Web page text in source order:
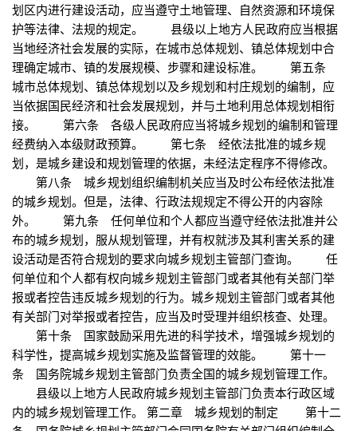
划区内进行建设活动，应当遵守土地管理、自然资源和环境保
护等法律、法规的规定。 县级以上地方人民政府应当根据
当地经济社会发展的实际，在城市总体规划、镇总体规划中合
理确定城市、镇的发展规模、步骤和建设标准。 第五条
城市总体规划、镇总体规划以及乡规划和村庄规划的编制，应
当依据国民经济和社会发展规划，并与土地利用总体规划相衔
接。 第六条 各级人民政府应当将城乡规划的编制和管理
经费纳入本级财政预算。 第七条 经依法批准的城乡规
划，是城乡建设和规划管理的依据，未经法定程序不得修改。
第八条 城乡规划组织编制机关应当及时公布经依法批准
的城乡规划。但是，法律、行政法规规定不得公开的内容除
外。 第九条 任何单位和个人都应当遵守经依法批准并公
布的城乡规划，服从规划管理，并有权就涉及其利害关系的建
设活动是否符合规划的要求向城乡规划主管部门查询。 任
何单位和个人都有权向城乡规划主管部门或者其他有关部门举
报或者控告违反城乡规划的行为。城乡规划主管部门或者其他
有关部门对举报或者控告，应当及时受理并组织核查、处理。
第十条 国家鼓励采用先进的科学技术，增强城乡规划的
科学性，提高城乡规划实施及监督管理的效能。 第十一
条 国务院城乡规划主管部门负责全国的城乡规划管理工作。
县级以上地方人民政府城乡规划主管部门负责本行政区域
内的城乡规划管理工作。 第二章 城乡规划的制定 第十二